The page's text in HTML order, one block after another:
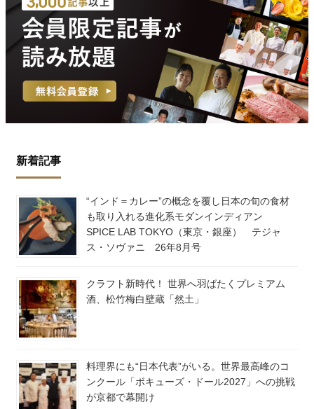
新着記事
“インド＝カレー”の概念を覆し日本の旬の食材
も取り入れる進化系モダンインディアン
SPICE LAB TOKYO（東京・銀座） テジャ
ス・ソヴァニ 26年8月号
クラフト新時代！ 世界へ羽ばたくプレミアム
酒、松竹梅白壁蔵「然土」
料理界にも“日本代表”がいる。世界最高峰のコ
ンクール「ボキューズ・ドール2027」への挑戦
が京都で幕開け